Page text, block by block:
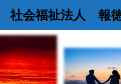
社会福祉法人 報